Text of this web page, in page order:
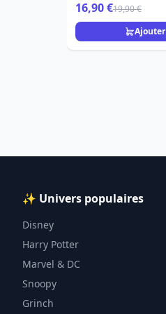
16,90 €19,90 €
Ajouter
✨ Univers populaires
Disney
Harry Potter
Marvel & DC
Snoopy
Grinch